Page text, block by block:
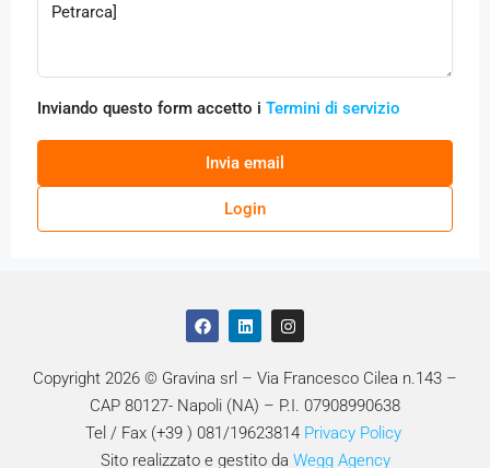
Inviando questo form accetto i Termini di servizio
Invia email
Login
Copyright 2026 © Gravina srl – Via Francesco Cilea n.143 –
CAP 80127- Napoli (NA) – P.I. 07908990638
Tel / Fax (+39 ) 081/19623814 Privacy Policy
Sito realizzato e gestito da Wegg Agency